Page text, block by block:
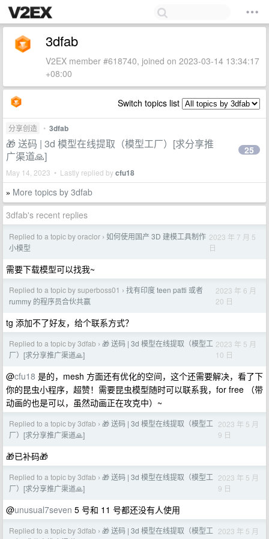
3dfab
V2EX member #618740, joined on 2023-03-14 13:34:17
+08:00
Switch topics list
分享创造 • 3dfab
🎁 送码 | 3d 模型在线提取（模型工厂）[求分享推
广渠道🙏]
May 14, 2023 • Lastly replied bycfu18
25
» More topics by 3dfab
3dfab's recent replies
Replied to a topic by oraclor › 如何使用国产 3D 建模工具制作
小模型
2023 年 7 月 5
日
需要下载模型可以找我~
Replied to a topic by superboss01 › 找有印度 teen patti 或者
rummy 的程序员合伙共赢
2023 年 6 月
20 日
tg 添加不了好友，给个联系方式？
Replied to a topic by 3dfab › 🎁 送码 | 3d 模型在线提取（模型工
厂）[求分享推广渠道🙏]
2023 年 5 月
10 日
@cfu18 是的，mesh 方面还有优化的空间，这个还需要解决，看了下
你的昆虫小程序，超赞！需要昆虫模型随时可以联系我，for free （带
动画的也是可以，虽然动画正在攻克中）~
Replied to a topic by 3dfab › 🎁 送码 | 3d 模型在线提取（模型工
厂）[求分享推广渠道🙏]
2023 年 5 月
9 日
🎁已补码🎁
Replied to a topic by 3dfab › 🎁 送码 | 3d 模型在线提取（模型工
厂）[求分享推广渠道🙏]
2023 年 5 月
9 日
@unusual7seven 5 号和 11 号都还没有人使用
Replied to a topic by 3dfab › 🎁 送码 | 3d 模型在线提取（模型工 2023 年 5 月